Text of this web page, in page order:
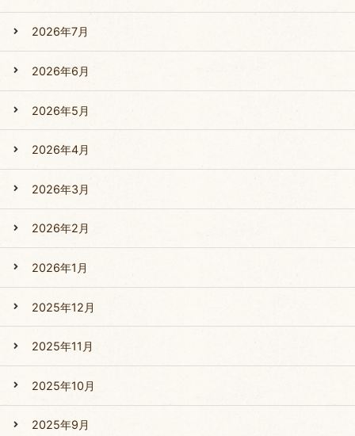
2026年7月
2026年6月
2026年5月
2026年4月
2026年3月
2026年2月
2026年1月
2025年12月
2025年11月
2025年10月
2025年9月